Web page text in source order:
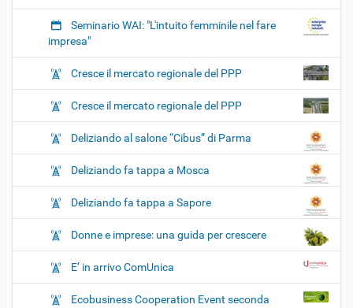
Seminario WAI: "L'intuito femminile nel fare
impresa"
Cresce il mercato regionale del PPP
Cresce il mercato regionale del PPP
Deliziando al salone “Cibus” di Parma
Deliziando fa tappa a Mosca
Deliziando fa tappa a Sapore
Donne e imprese: una guida per crescere
E’ in arrivo ComUnica
Ecobusiness Cooperation Event seconda